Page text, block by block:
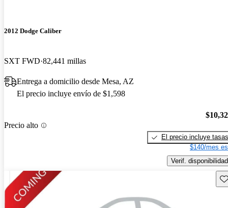
2012 Dodge Caliber
SXT FWD 82,441 millas
Entrega a domicilio desde Mesa, AZ
El precio incluye envío de $1,598
Precio alto
El precio incluye tasas
$140/mes
Verif. disponibilidad